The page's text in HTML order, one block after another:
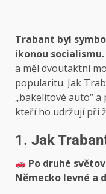
Trabant byl
ikonou socialismu.
a měl dvoutaktní
popularitu. Jak
„bakelitové auto“ a
kteří ho udržují při
1. Jak
Po druhé
Německo levné a